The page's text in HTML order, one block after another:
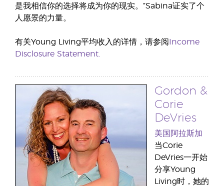
是我相信你的选择将成为你的现实。”Sabina证实了个
人愿景的力量。
有关Young Living平均收入的详情，请参阅 Income
Disclosure Statement.
Gordon &
Corie
DeVries
美国阿拉斯加
当Corie
DeVries一开始
分享Young
Living时，她的